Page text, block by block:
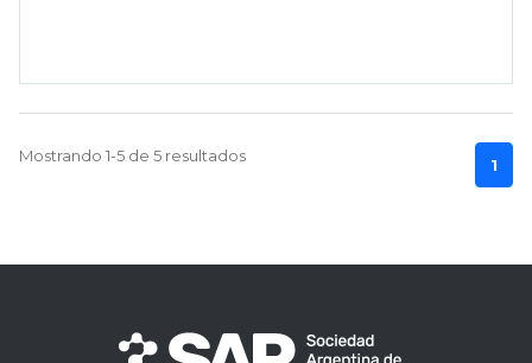
Mostrando 1-5 de 5 resultados 1